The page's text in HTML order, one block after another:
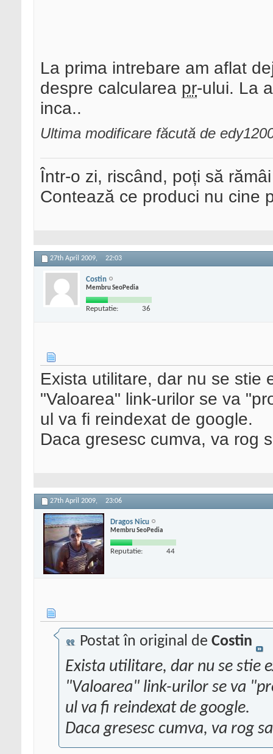
La prima intrebare am aflat
despre calcularea pr-ului. La
inca..
Ultima modificare făcută de
Într-o zi, riscând, poți să
Contează ce produci nu cine
27th April 2009, 22:03
Costin
Membru SeoPedia
Reputatie: 36
Exista utilitare, dar nu se stie
"Valoarea" link-urilor se va
ul va fi reindexat de google.
Daca gresesc cumva, va rog
27th April 2009, 23:06
Dragos Nicu
Membru SeoPedia
Reputatie: 44
Postat în original de Costin
Exista utilitare, dar nu se stie
"Valoarea" link-urilor se va
ul va fi reindexat de google.
Daca gresesc cumva, va rog